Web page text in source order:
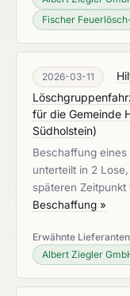
Fischer
2026-03-11
für die Gemeinde
Südholstein)
Beschaffung eines
unterteilt in 2
späteren
Beschaffung »
Erwähnte
Albert Ziegler